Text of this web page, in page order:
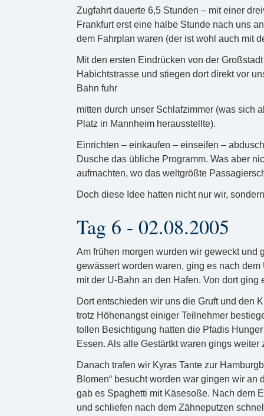
Zugfahrt dauerte 6,5 Stunden – mit einer
Frankfurt erst eine halbe Stunde nach uns
dem Fahrplan waren (der ist wohl auch mit
Mit den ersten Eindrücken von der
Habichtstrasse und stiegen dort direkt vor
Bahn fuhr
mitten durch unser Schlafzimmer (was sich
Platz in Mannheim herausstellte).
Einrichten – einkaufen – einseifen –
Dusche das übliche Programm. Was aber
aufmachten, wo das weltgrößte
Doch diese Idee hatten nicht nur wir,
Tag 6 - 02.08.2005
Am frühen morgen wurden wir geweckt und
gewässert worden waren, ging es nach
mit der U-Bahn an den Hafen. Von dort
Dort entschieden wir uns die Gruft und den
trotz Höhenangst einiger Teilnehmer
tollen Besichtigung hatten die Pfadis
Essen. Als alle Gestärtkt waren gings weiter
Danach trafen wir Kyras Tante zur
Blomen“ besucht worden war gingen wir an
gab es Spaghetti mit Käsesoße. Nach dem
und schliefen nach dem Zähneputzen